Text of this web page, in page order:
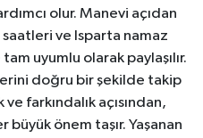
olur. Manevi açıdan
ve Isparta namaz
uyumlu olarak paylaşılır.
doğru bir şekilde takip
farkındalık açısından,
önem taşır. Yaşanan